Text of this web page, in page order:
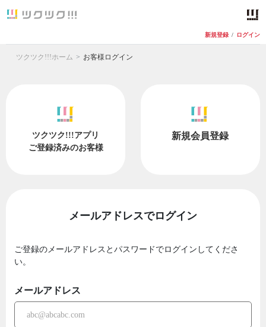
新規登録 / ログイン
ツクツク!!!ホーム お客様ログイン
ツクツク!!!アプリ
ご登録済みのお客様
新規会員登録
メールアドレスでログイン
ご登録のメールアドレスとパスワードでログインしてくださ
い。
メールアドレス